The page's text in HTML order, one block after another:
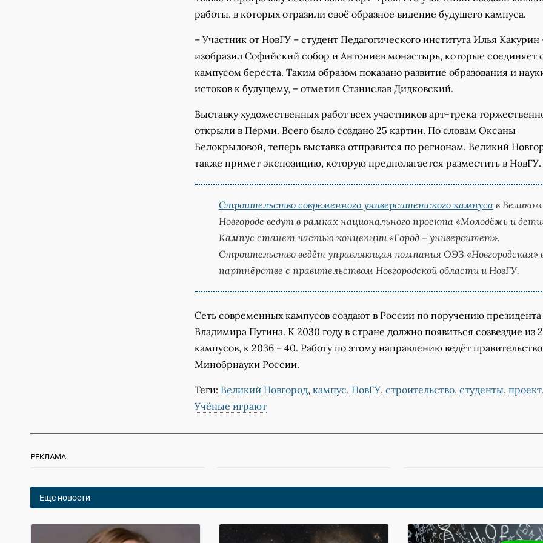
работы, в которых отразили своё образное видение будущего кампуса.
– Участник от НовГУ – студент Педагогического института Илья Какурин
изобразил Софийский собор и Антониев монастырь, которые соединяет
кампусом береста. Таким образом показано развитие образования и
истоков к будущему, – отметил Станислав Дидковский.
Выставку художественных работ всех участников арт-трека
открыли в Перми. Всего было создано 25 картин. По словам Оксаны
Белокрыловой, теперь выставка отправится по регионам. Великий
также примет экспозицию, которую предполагается разместить в НовГУ.
Строительство современного университетского кампусав Великом
Новгороде ведут в рамках национального проекта «Молодёжь и
Кампус станет частью концепции «Город – университет».
Строительство ведёт управляющая компания ОЭЗ «Новгородская»
партнёрстве с правительством Новгородской области и НовГУ.
Сеть современных кампусов создают в России по поручению президента
Владимира Путина. К 2030 году в стране должно появиться созвездие из
кампусов, к 2036 – 40. Работу по этому направлению ведёт
Минобрнауки России.
Теги: Великий Новгород, кампус, НовГУ, строительство, студенты, проект,
Учёные играют
РЕКЛАМА
Еще новости